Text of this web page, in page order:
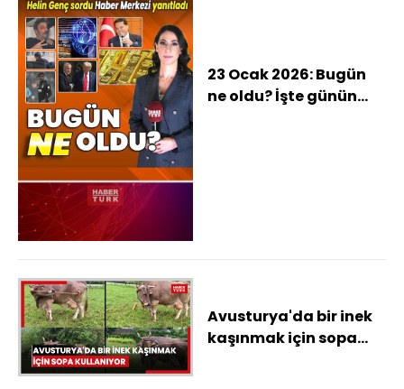
23 Ocak 2026: Bugün
ne oldu? İşte günün
Avusturya'da bir inek
kaşınmak için sopa